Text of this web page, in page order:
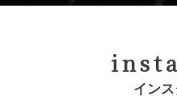
イン